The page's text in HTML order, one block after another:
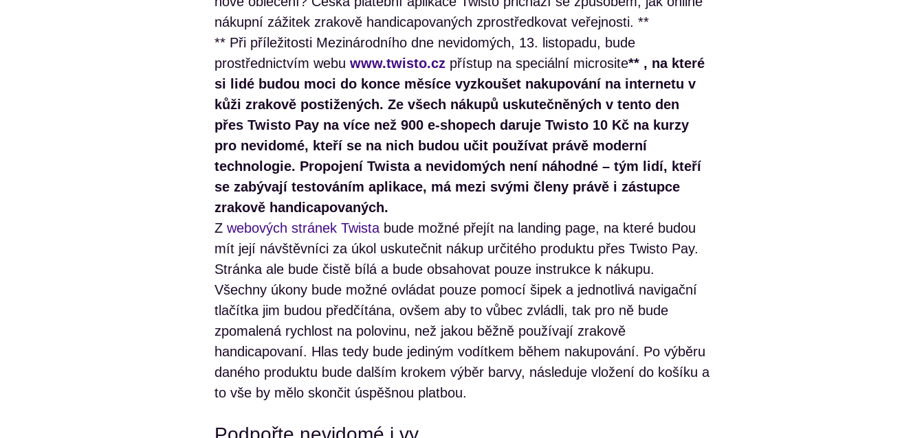
nákupní zážitek zrakově handicapovaných zprostředkovat veřejnosti. **
** Při příležitosti Mezinárodního dne nevidomých, 13. listopadu, bude
prostřednictvím webu www.twisto.cz přístup na speciální microsite** , na které
si lidé budou moci do konce měsíce vyzkoušet nakupování na internetu v
kůži zrakově postižených. Ze všech nákupů uskutečněných v tento den
přes Twisto Pay na více než 900 e-shopech daruje Twisto 10 Kč na kurzy
pro nevidomé, kteří se na nich budou učit používat právě moderní
technologie. Propojení Twista a nevidomých není náhodné – tým lidí, kteří
se zabývají testováním aplikace, má mezi svými členy právě i zástupce
zrakově handicapovaných.
Z webových stránek Twista bude možné přejít na landing page, na které budou
mít její návštěvníci za úkol uskutečnit nákup určitého produktu přes Twisto Pay.
Stránka ale bude čistě bílá a bude obsahovat pouze instrukce k nákupu.
Všechny úkony bude možné ovládat pouze pomocí šipek a jednotlivá navigační
tlačítka jim budou předčítána, ovšem aby to vůbec zvládli, tak pro ně bude
zpomalená rychlost na polovinu, než jakou běžně používají zrakově
handicapovaní. Hlas tedy bude jediným vodítkem během nakupování. Po výběru
daného produktu bude dalším krokem výběr barvy, následuje vložení do košíku a
to vše by mělo skončit úspěšnou platbou.